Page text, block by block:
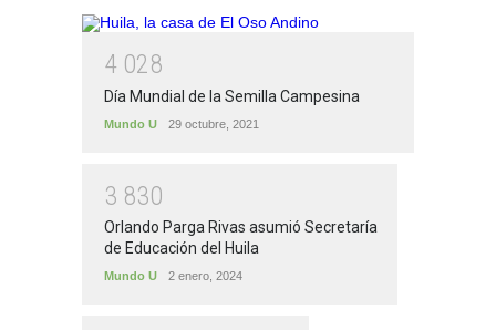
4 028
Día Mundial de la Semilla Campesina
Mundo U 29 octubre, 2021
3 830
Orlando Parga Rivas asumió Secretaría
de Educación del Huila
Mundo U 2 enero, 2024